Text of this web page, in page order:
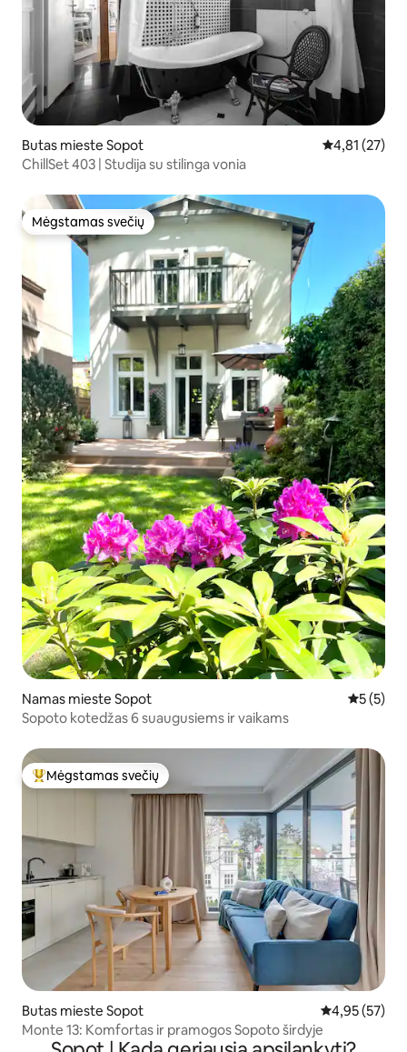
Butas mieste Sopot Vidutinis
4,81 (27)
ChillSet 403 | Studija su stilinga vonia
Mėgstamas svečių
Mėgstamas svečių
Namas mieste Sopot Vidutinis
5 (5)
Sopoto kotedžas 6 suaugusiems ir vaikams
Svečių mėgstamiausias
Mėgstamas svečių
Butas mieste Sopot Vidutinis
4,95 (57)
Monte 13: Komfortas ir pramogos Sopoto širdyje